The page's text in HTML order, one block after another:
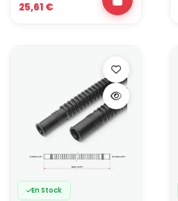
25,61 €
En Stock